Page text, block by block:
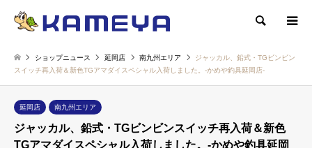
検索
ショップニュース 延岡店 南九州エリア
ジャッカル、鉛式・TGビンビン
スイッチ再入荷＆新色TGアマダイスペシャル入荷しました。-かめや釣具延岡店-
延岡店 南九州エリア
ジャッカル、鉛式・TGビンビンスイッチ再入荷＆新色
TGアマダイスペシャル入荷しました。-かめや釣具延岡